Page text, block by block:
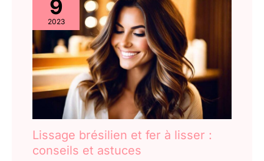
9
2023
Lissage brésilien et fer à lisser :
conseils et astuces